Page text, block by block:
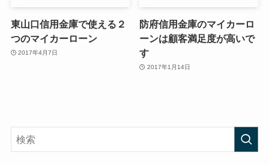
東山口信用金庫で使える２
つのマイカーローン
2017年4月7日
防府信用金庫のマイカーロ
ーンは顧客満足度が高いで
す
2017年1月14日